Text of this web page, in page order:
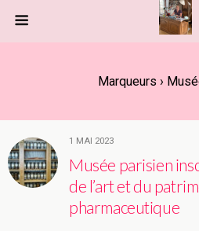
Marqueurs ›
1 MAI 2023
Musée parisien
de l’art et du
pharmaceutique